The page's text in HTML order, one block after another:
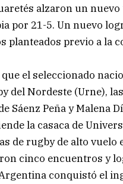
alzaron un
por 21-5. Un nuevo
planteados previo a la
que el seleccionado
del Nordeste (Urne),
Sáenz Peña y
la casaca de
de rugby de alto vuelo
cinco encuentros y
conquistó el